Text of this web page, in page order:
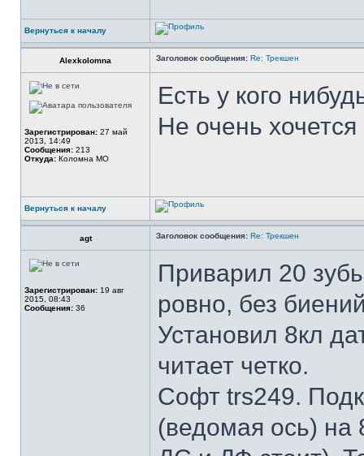
Вернуться к началу
Alexkolomna Заголовок сообщения: Re: Трекшен
Зарегистрирован: 27 май
2013, 14:49
Сообщения: 213
Откуда: Коломна МО
Есть у кого
Не очень
Вернуться к началу
agt Заголовок сообщения: Re: Трекшен
Зарегистрирован: 19 авг
2015, 08:43
Сообщения: 36
Приварил 20
ровно, без
Установил 8кл
читает четко.
Софт trs249.
(ведомая ось) на